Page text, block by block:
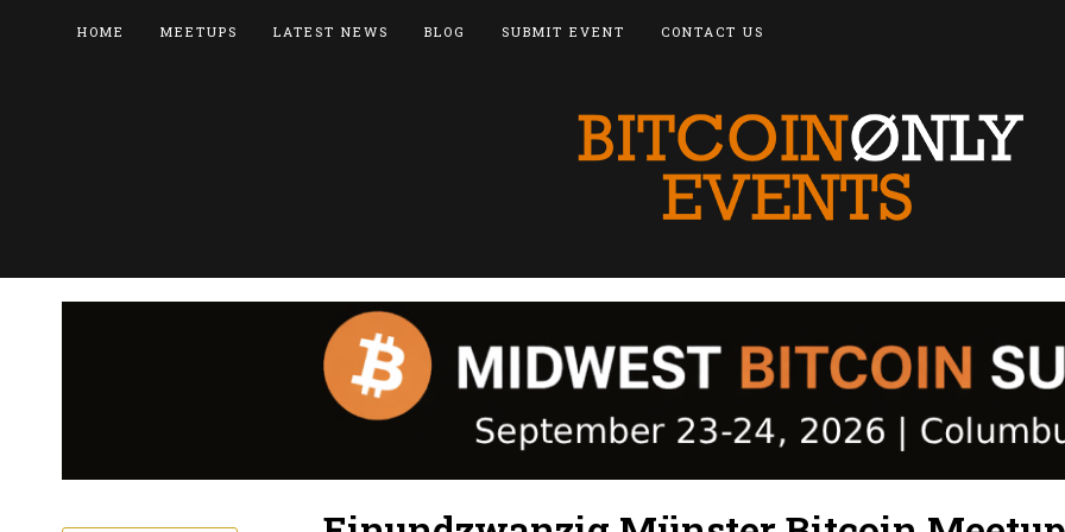
HOME MEETUPS LATEST NEWS BLOG SUBMIT EVENT CONTACT US